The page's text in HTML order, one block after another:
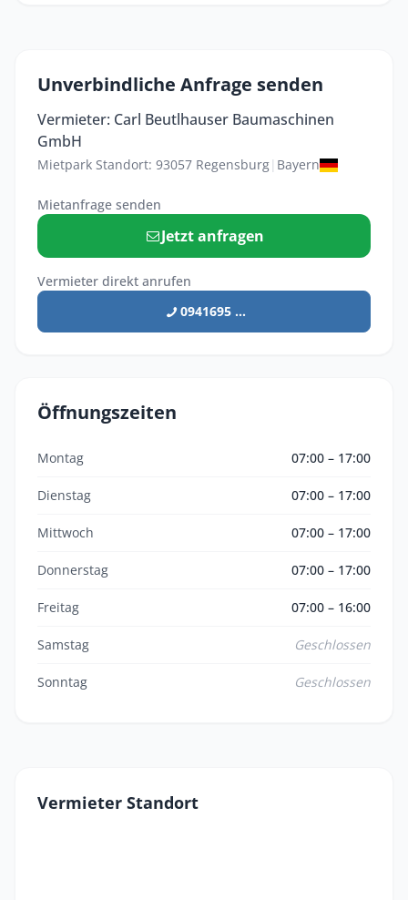
Unverbindliche Anfrage senden
Vermieter: Carl Beutlhauser Baumaschinen
GmbH
Mietpark Standort: 93057 Regensburg| Bayern
Mietanfrage senden
Jetzt anfragen
Vermieter direkt anrufen
0941695 ...
Öffnungszeiten
Montag 07:00 – 17:00
Dienstag 07:00 – 17:00
Mittwoch 07:00 – 17:00
Donnerstag 07:00 – 17:00
Freitag 07:00 – 16:00
Samstag Geschlossen
Sonntag Geschlossen
Vermieter Standort